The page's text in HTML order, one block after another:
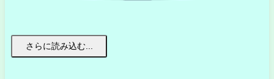
さらに読み込む...